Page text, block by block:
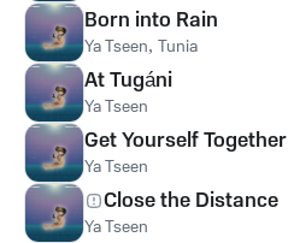
Born into Rain
Ya Tseen, Tunia
At Tugáni
Ya Tseen
Get Yourself Together
Ya Tseen
Close the Distance
Ya Tseen